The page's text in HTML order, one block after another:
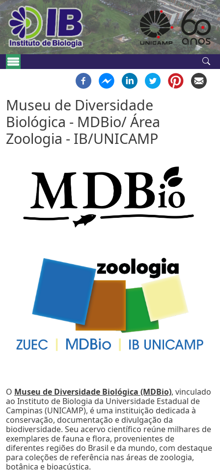
Pular para o conteúdo principal
Navegação principal
Museu de Diversidade
Biológica - MDBio/ Área
Zoologia - IB/UNICAMP
O Museu de Diversidade Biológica (MDBio), vinculado
ao Instituto de Biologia da Universidade Estadual de
Campinas (UNICAMP), é uma instituição dedicada à
conservação, documentação e divulgação da
biodiversidade. Seu acervo científico reúne milhares de
exemplares de fauna e flora, provenientes de
diferentes regiões do Brasil e da mundo, com destaque
para coleções de referência nas áreas de zoologia,
botânica e bioacústica.